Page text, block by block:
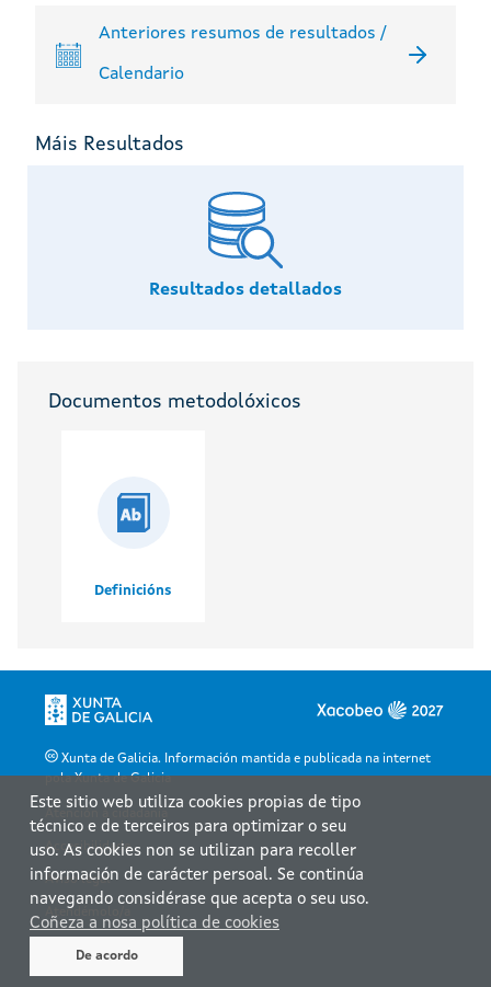
Anteriores resumos de resultados /
Calendario
Máis Resultados
Resultados detallados
Documentos metodolóxicos
Definicións
Xunta de Galicia. Información mantida e publicada na internet
pola Xunta de Galicia
Accesibilidade
Aviso legal
Atendémolo/a
Este sitio web utiliza cookies propias de tipo
técnico e de terceiros para optimizar o seu
uso. As cookies non se utilizan para recoller
información de carácter persoal. Se continúa
navegando considérase que acepta o seu uso.
Coñeza a nosa política de cookies
De acordo